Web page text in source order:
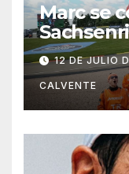
Marc se
12 DE JULIO
CALVENTE